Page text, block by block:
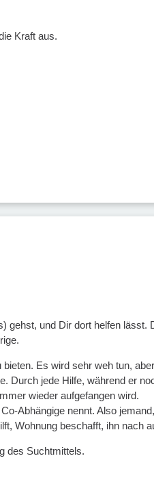
Kraft aus.
gehst, und Dir dort helfen lässt.
Es wird sehr weh tun,
Durch jede Hilfe, während er
wieder aufgefangen wird.
Abhängige nennt. Also
Wohnung beschafft, ihn nach
des Suchtmittels.